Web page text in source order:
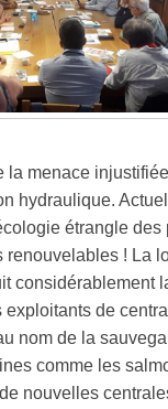
la menace
hydraulique.
étrangle des
renouvelables ! La
considérablement
de
nom de la
comme les
nouvelles